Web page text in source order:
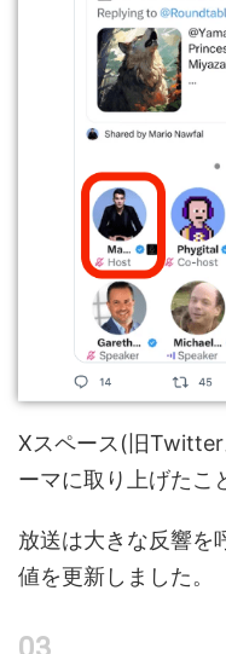
Xスペース(旧
ーマに取り上げたこ
放送は大きな反響を
値を更新しました。